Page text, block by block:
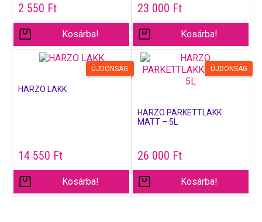
2 550 Ft
Kosárba!
23 000 Ft
Kosárba!
ÚJDONSÁG
HARZO LAKK
14 550 Ft
Kosárba!
ÚJDONSÁG
HARZO PARKETTLAKK
MATT – 5L
26 000 Ft
Kosárba!